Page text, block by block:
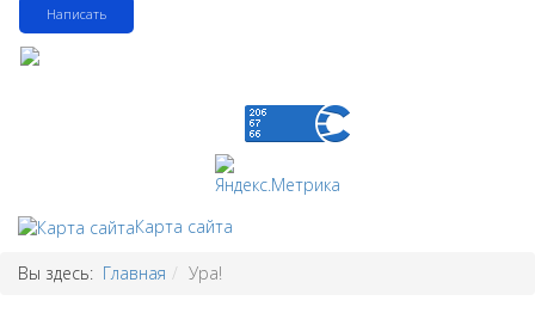
Написать
Карта сайта
Вы здесь: Главная Ура!